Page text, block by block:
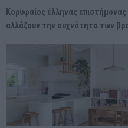
Κορυφαίος έλληνας
αλλάζουν την συχνότητα των